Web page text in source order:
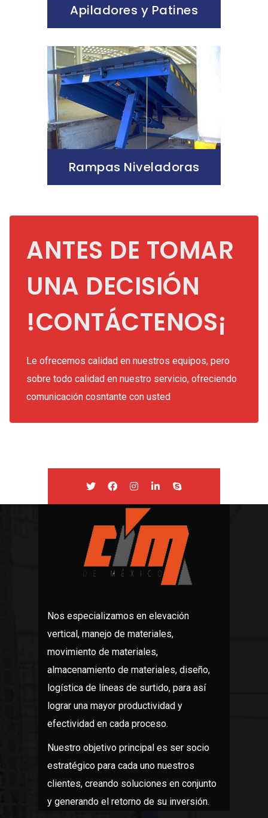
Apiladores y Patines
Rampas Niveladoras
ANTES DE TOMAR
UNA DECISIÓN
!CONTÁCTENOS¡
Le ofrecemos calidad en nuestros equipos, pero
sobre todo calidad en nuestro servicio, ofreciendo
comunicación cosntante con usted
Nos especializamos en elevación
vertical, manejo de materiales,
movimiento de materiales,
almacenamiento de materiales, diseño,
logística de líneas de surtido, para así
lograr una mayor productividad y
efectividad en cada proceso.
Nuestro objetivo principal es ser socio
estratégico para cada uno nuestros
clientes, creando soluciones en conjunto
y generando el retorno de su inversión.